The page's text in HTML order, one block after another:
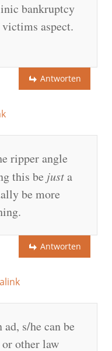
bankruptcy
aspect.
Antworten
ripper angle
this be justa
be more
Antworten
s/he can be
other law